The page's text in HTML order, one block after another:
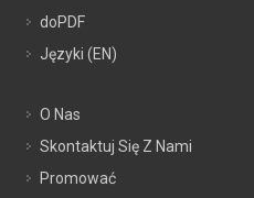
doPDF
Języki (EN)
O Nas
Skontaktuj Się Z Nami
Promować